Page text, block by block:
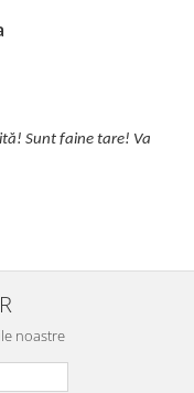
Sunt faine tare! Va
noastre